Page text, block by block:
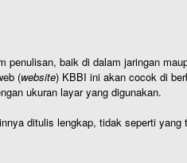
penulisan, baik di dalam jaringan
(website) KBBI ini akan cocok di
ukuran layar yang digunakan.
ditulis lengkap, tidak seperti